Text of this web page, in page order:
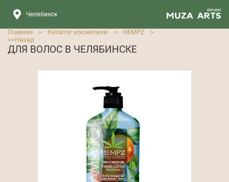
Челябинск
Главная > Каталог косметики > HEMPZ
>
>>Назад
ДЛЯ ВОЛОС В ЧЕЛЯБИНСКЕ